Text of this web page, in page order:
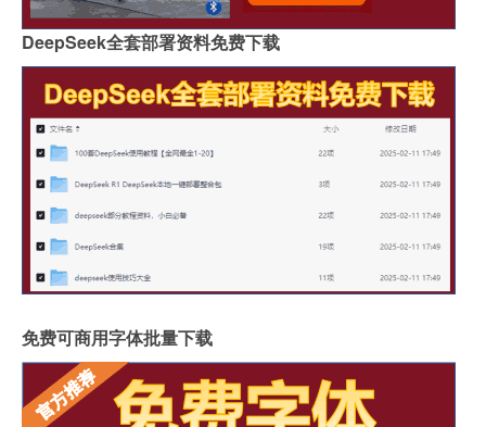
DeepSeek全套部署资料免费下载
免费可商用字体批量下载